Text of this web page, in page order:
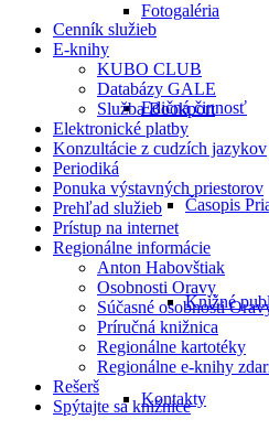
Fotogaléria
Edičná činnosť
Časopis
Knižné
Kontakty
Cenník služieb
E-knihy
KUBO CLUB
Databázy GALE
Služba Bookport
Elektronické platby
Konzultácie z cudzích jazykov
Periodiká
Ponuka výstavných priestorov
Prehľad služieb
Prístup na internet
Regionálne informácie
Anton Habovštiak
Osobnosti Oravy
Súčasné osobnosti
Príručná knižnica
Regionálne kartotéky
Regionálne e-knihy
Rešerš
Spýtajte sa knižnice